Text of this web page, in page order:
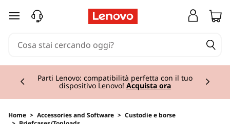
passa a contenuto principale
Parti Lenovo: compatibilità perfetta con il tuo
dispositivo Lenovo! Acquista ora
Home > Accessories and Software > Custodie e borse